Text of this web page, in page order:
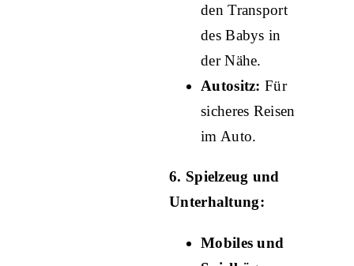
den Transport
des Babys in
der Nähe.
Autositz: Für
sicheres Reisen
im Auto.
6. Spielzeug und
Unterhaltung:
Mobiles und